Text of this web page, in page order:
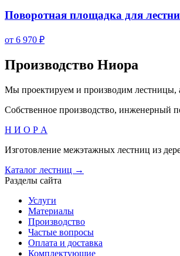
Поворотная площадка для
от 6 970 ₽
Производство Ниора
Мы проектируем и производим лестницы,
Собственное производство, инженерный
Н И О Р А
Изготовление межэтажных лестниц из
Каталог лестниц →
Разделы сайта
Услуги
Материалы
Производство
Частые вопросы
Оплата и доставка
Комплектующие